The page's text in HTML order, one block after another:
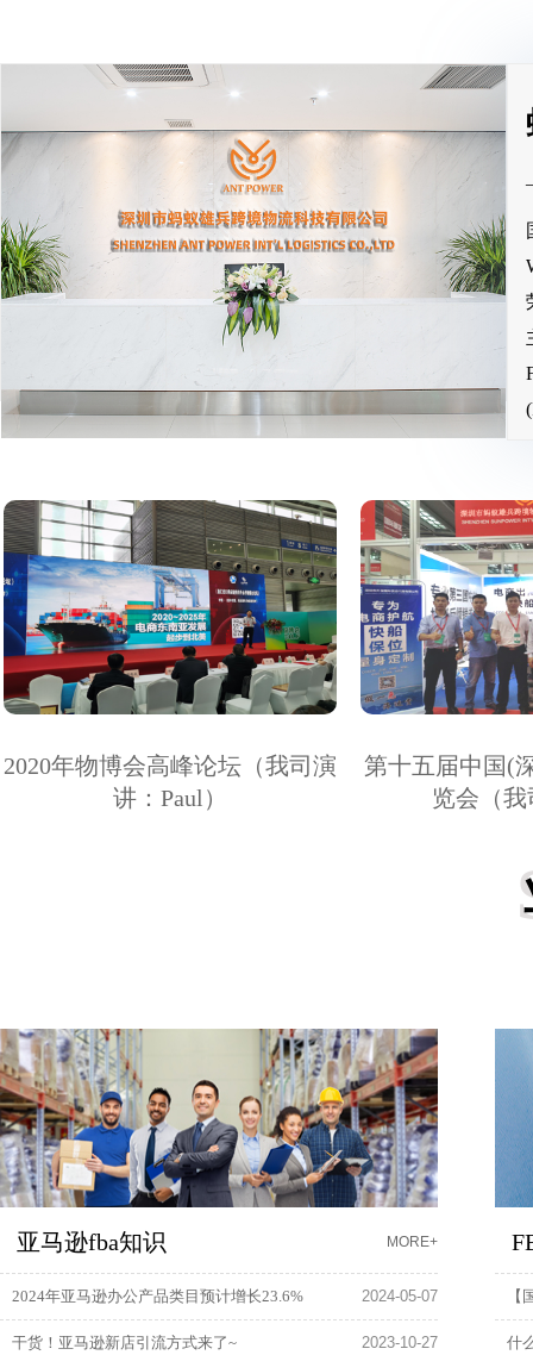
2020年物博会高峰论坛（我司演
讲：Paul）
第十五届中国(
览会（
亚马逊fba知识 MORE+
2024年亚马逊办公产品类目预计增长23.6% 2024-05-07
干货！亚马逊新店引流方式来了~ 2023-10-27 什